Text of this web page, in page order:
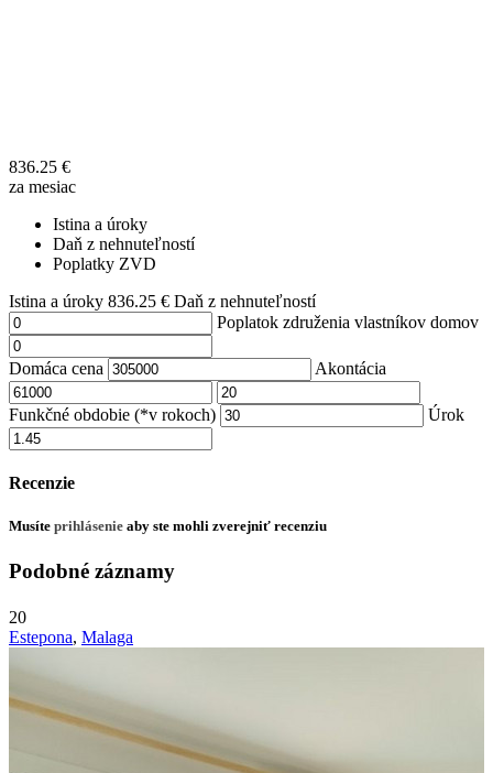
836.25 €
za mesiac
Istina a úroky
Daň z nehnuteľností
Poplatky ZVD
Istina a úroky 836.25 € Daň z nehnuteľností
Poplatok združenia vlastníkov domov
Domáca cena Akontácia
Funkčné obdobie (*v rokoch) Úrok
Recenzie
Musíte prihlásenie aby ste mohli zverejniť recenziu
Podobné záznamy
20
Estepona, Malaga